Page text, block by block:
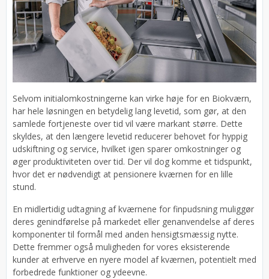
Selvom initialomkostningerne kan virke høje for en Biokværn,
har hele løsningen en betydelig lang levetid, som gør, at den
samlede fortjeneste over tid vil være markant større. Dette
skyldes, at den længere levetid reducerer behovet for hyppig
udskiftning og service, hvilket igen sparer omkostninger og
øger produktiviteten over tid. Der vil dog komme et tidspunkt,
hvor det er nødvendigt at pensionere kværnen for en lille
stund.
En midlertidig udtagning af kværnene for finpudsning muliggør
deres genindførelse på markedet eller genanvendelse af deres
komponenter til formål med anden hensigtsmæssig nytte.
Dette fremmer også muligheden for vores eksisterende
kunder at erhverve en nyere model af kværnen, potentielt med
forbedrede funktioner og ydeevne.